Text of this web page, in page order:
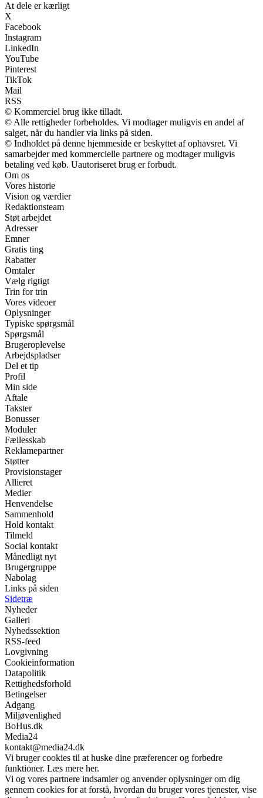
At dele er kærligt
X
Facebook
Instagram
LinkedIn
YouTube
Pinterest
TikTok
Mail
RSS
© Kommerciel brug ikke tilladt.
© Alle rettigheder forbeholdes. Vi modtager muligvis en andel af
salget, når du handler via links på siden.
© Indholdet på denne hjemmeside er beskyttet af ophavsret. Vi
samarbejder med kommercielle partnere og modtager muligvis
betaling ved køb. Uautoriseret brug er forbudt.
Om os
Vores historie
Vision og værdier
Redaktionsteam
Støt arbejdet
Adresser
Emner
Gratis ting
Rabatter
Omtaler
Vælg rigtigt
Trin for trin
Vores videoer
Oplysninger
Typiske spørgsmål
Spørgsmål
Brugeroplevelse
Arbejdspladser
Del et tip
Profil
Min side
Aftale
Takster
Bonusser
Moduler
Fællesskab
Reklamepartner
Støtter
Provisionstager
Allieret
Medier
Henvendelse
Sammenhold
Hold kontakt
Tilmeld
Social kontakt
Månedligt nyt
Brugergruppe
Nabolag
Links på siden
Sidetræ
Nyheder
Galleri
Nyhedssektion
RSS-feed
Lovgivning
Cookieinformation
Datapolitik
Rettighedsforhold
Betingelser
Adgang
Miljøvenlighed
BoHus.dk
Media24
kontakt@media24.dk
Vi bruger cookies til at huske dine præferencer og forbedre
funktioner. Læs mere her.
Vi og vores partnere indsamler og anvender oplysninger om dig
gennem cookies for at forstå, hvordan du bruger vores tjenester, vise